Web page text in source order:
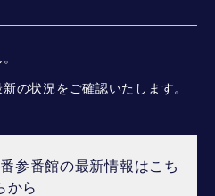
の状況をご確認いたします。
参番館の最新情報はこち
から